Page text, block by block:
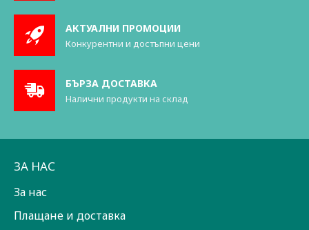
АКТУАЛНИ ПРОМОЦИИ
Конкурентни и достъпни цени
БЪРЗА ДОСТАВКА
Налични продукти на склад
ЗА НАС
За нас
Плащане и доставка